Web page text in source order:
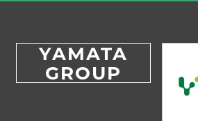
YAMATA
GROUP